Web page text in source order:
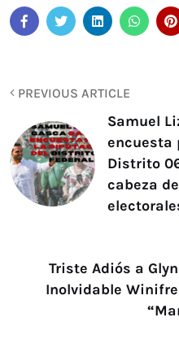
PREVIOUS ARTICLE
Samuel
encuesta
Distrito
cabeza
Triste Adiós a
Inolvidable